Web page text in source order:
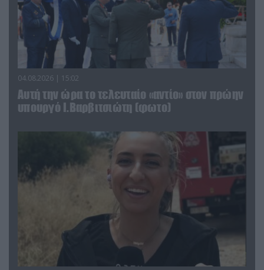
04.08.2026 | 15:02
Αυτή την ώρα το τελευταίο «αντίο» στον πρώην
υπουργό Ι.Βαρβιτσιώτη (φωτο)